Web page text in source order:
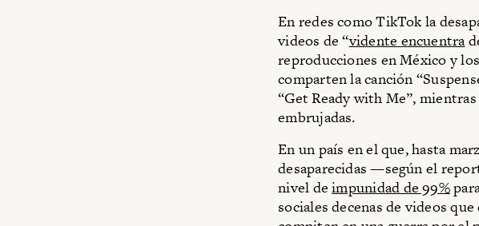
En redes como TikTok la
videos de “vidente encuentra
reproducciones en México y
comparten la canción
“Get Ready with Me”,
embrujadas.
En un país en el que, hasta
desaparecidas —según el
nivel deimpunidad de 99%
sociales decenas de videos